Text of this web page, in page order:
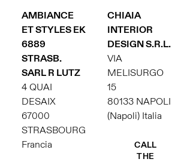
AMBIANCE
ET STYLES EK
6889
STRASB.
SARL R LUTZ
4 QUAI
DESAIX
67000
STRASBOURG
Francia
CHIAIA
INTERIOR
DESIGN S.R.L.
VIA
MELISURGO
15
80133 NAPOLI
(Napoli) Italia
CALL
THE